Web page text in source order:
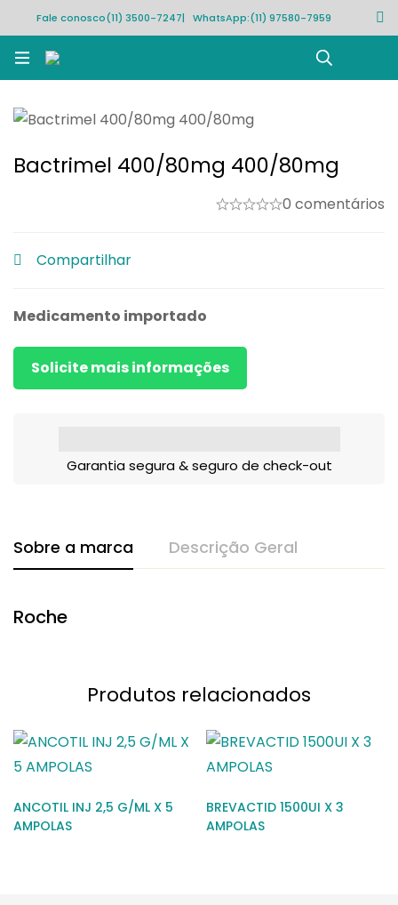
Fale conosco(11) 3500-7247| WhatsApp:(11) 97580-7959
Bactrimel 400/80mg 400/80mg
0 comentários
Compartilhar
Medicamento importado
Solicite mais informações
Garantia segura & seguro de check-out
Sobre a marca Descrição Geral
Roche
Produtos relacionados
ANCOTIL INJ 2,5 G/ML X 5
AMPOLAS
BREVACTID 1500UI X 3
AMPOLAS